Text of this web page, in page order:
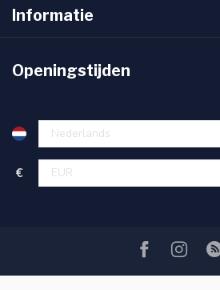
Informatie
Openingstijden
€